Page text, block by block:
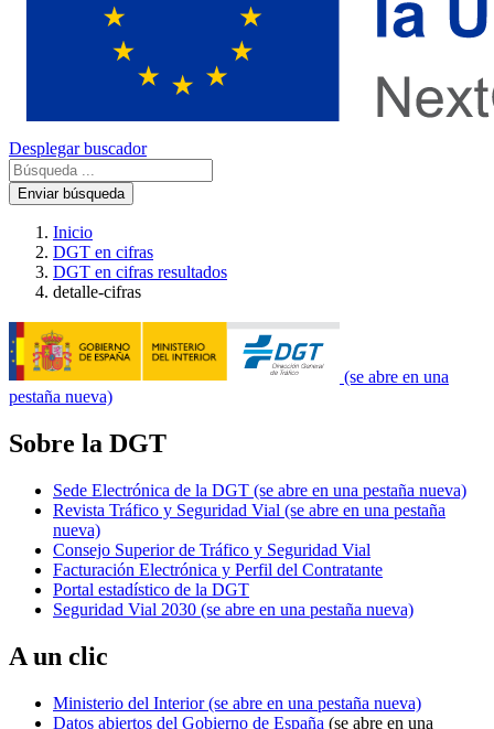
Desplegar buscador
Enviar búsqueda
Inicio
DGT en cifras
DGT en cifras resultados
detalle-cifras
(se abre en una
pestaña nueva)
Sobre la DGT
Sede Electrónica de la DGT (se abre en una pestaña nueva)
Revista Tráfico y Seguridad Vial (se abre en una pestaña
nueva)
Consejo Superior de Tráfico y Seguridad Vial
Facturación Electrónica y Perfil del Contratante
Portal estadístico de la DGT
Seguridad Vial 2030 (se abre en una pestaña nueva)
A un clic
Ministerio del Interior(se abre en una pestaña nueva)
Datos abiertos del Gobierno de España (se abre en una